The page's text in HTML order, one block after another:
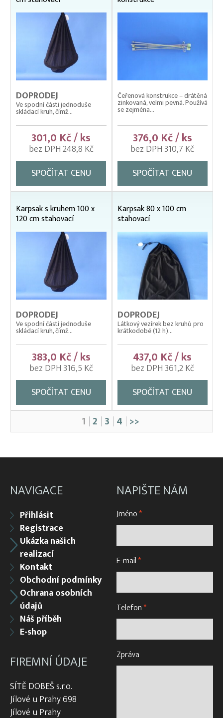
DOPRODEJ
Ve spodní části jednoduše
skládací kruh, čímž...
301,0 Kč / ks
bez DPH 248,8 Kč
SPOČÍTAT CENU
Čeřenová konstrukce – drátěná
zinkovaná, velmi pevná. Používá
se zejména...
376,0 Kč / ks
bez DPH 310,7 Kč
SPOČÍTAT CENU
Karpsak s kruhem 100 x
120 cm stahovací
DOPRODEJ
Ve spodní části jednoduše
skládací kruh, čímž...
383,0 Kč / ks
bez DPH 316,5 Kč
SPOČÍTAT CENU
Karpsak 80 x 100 cm
stahovací
DOPRODEJ
Látkový vezírek bez kruhů pro
krátkodobé (12 h)...
437,0 Kč / ks
bez DPH 361,2 Kč
SPOČÍTAT CENU
1 2 3 4 >>
NAVIGACE
Přihlásit
Registrace
Ukázka našich
realizací
Kontakt
Obchodní podmínky
Ochrana osobních
údajů
Náš příběh
E-shop
FIREMNÍ ÚDAJE
SÍTĚ DOBEŠ s.r.o.
Jílové u Prahy 698
Jílové u Prahy
NAPIŠTE NÁM
Jméno*
E-mail*
Telefon*
Zpráva